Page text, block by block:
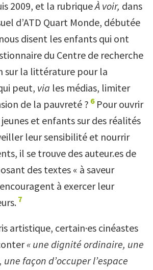
2009, et la rubriqueÀ voir, dans
d’ATD Quart Monde, débutée
disent les enfants qui ont
du Centre de recherche
sur la littérature pour la
peut, via les médias, limiter
de la pauvreté ? 6Pour ouvrir
et enfants sur des réalités
leur sensibilité et nourrir
il se trouve des auteur.es de
des textes « à saveur
à exercer leur
7
artistique, certain·es cinéastes
« une dignité ordinaire, une
façon d’occuper l’espace